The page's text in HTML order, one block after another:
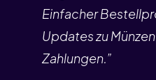
Einfacher
Updates zu
Zahlungen.”